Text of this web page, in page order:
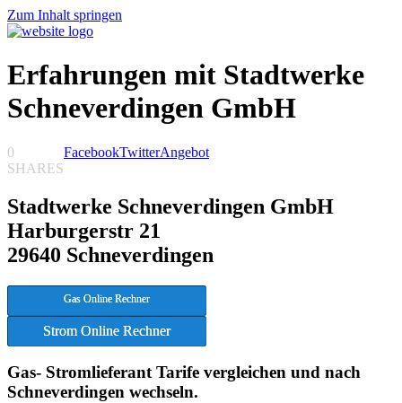
Zum Inhalt springen
Erfahrungen mit Stadtwerke
Schneverdingen GmbH
0
SHARES
FacebookTwitterAngebot
Stadtwerke Schneverdingen GmbH
Harburgerstr 21
29640 Schneverdingen
Gas Online Rechner
Strom Online Rechner
Gas- Stromlieferant Tarife vergleichen und nach
Schneverdingen wechseln.